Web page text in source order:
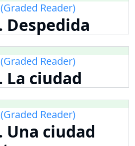
Reader)
Despedida
Reader)
La ciudad
Reader)
Una ciudad